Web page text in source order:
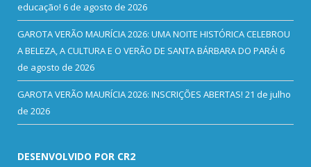
educação! 6 de agosto de 2026
GAROTA VERÃO MAURÍCIA 2026: UMA NOITE HISTÓRICA CELEBROU
A BELEZA, A CULTURA E O VERÃO DE SANTA BÁRBARA DO PARÁ! 6
de agosto de 2026
GAROTA VERÃO MAURÍCIA 2026: INSCRIÇÕES ABERTAS! 21 de julho
de 2026
DESENVOLVIDO POR CR2